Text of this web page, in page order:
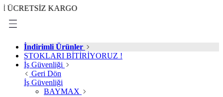
KARGO
İndirimli Ürünler
STOKLARI BİTİRİYORUZ !
İş Güvenliği
Geri Dön
İş Güvenliği
BAYMAX